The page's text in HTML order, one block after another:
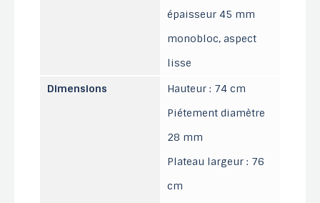
épaisseur 45 mm
monobloc, aspect
lisse
Dimensions
Hauteur : 74 cm
Piétement diamètre
28 mm
Plateau largeur : 76
cm